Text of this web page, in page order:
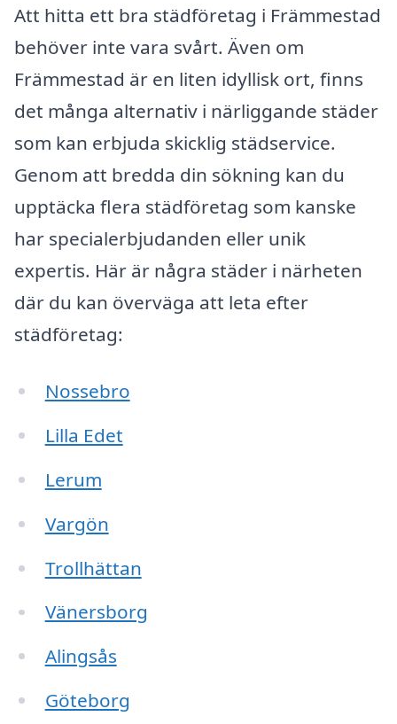
Att hitta ett bra städföretag i Främmestad
behöver inte vara svårt. Även om
Främmestad är en liten idyllisk ort, finns
det många alternativ i närliggande städer
som kan erbjuda skicklig städservice.
Genom att bredda din sökning kan du
upptäcka flera städföretag som kanske
har specialerbjudanden eller unik
expertis. Här är några städer i närheten
där du kan överväga att leta efter
städföretag:
Nossebro
Lilla Edet
Lerum
Vargön
Trollhättan
Vänersborg
Alingsås
Göteborg